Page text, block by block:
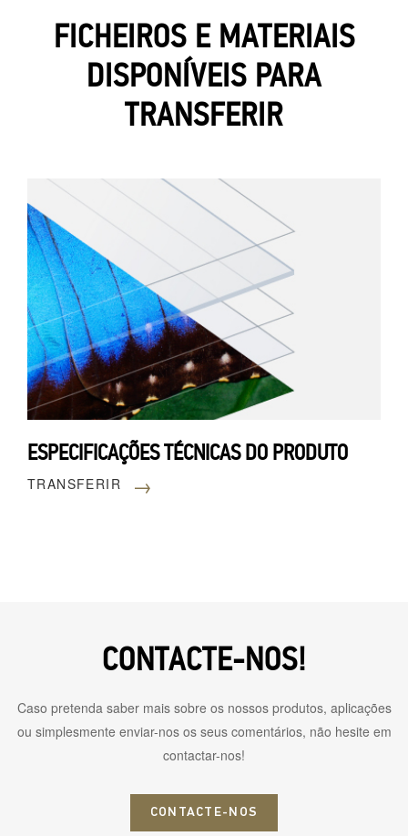
FICHEIROS E MATERIAIS
DISPONÍVEIS PARA
TRANSFERIR
ESPECIFICAÇÕES TÉCNICAS DO PRODUTO
TRANSFERIR →
CONTACTE-NOS!
Caso pretenda saber mais sobre os nossos produtos, aplicações
ou simplesmente enviar-nos os seus comentários, não hesite em
contactar-nos!
CONTACTE-NOS